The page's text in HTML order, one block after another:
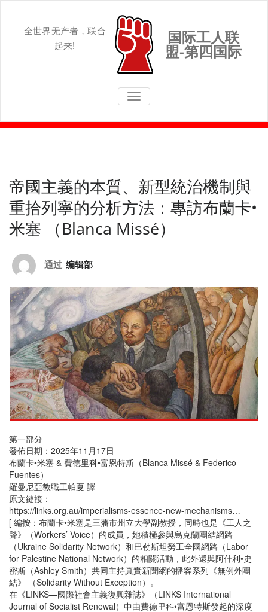
content全世界无产者，联合
起来!
国际工人联
盟-第四国际
切换导航
帝國主義的本質、新型統治機制與
重拾列寧的分析方法：專訪布蘭卡•
米塞 （Blanca Missé）
通过 编辑部
第一部分
發佈日期：2025年11月17日
布蘭卡•米塞 & 費德里科•富恩特斯（Blanca Missé & Federico
Fuentes）
羅曼尼亞教職工帕夏 譯
原文鏈接：
https://links.org.au/imperialisms-essence-new-mechanisms…
[ 編按：布蘭卡•米塞是三藩市州立大學副教授，同時也是《工人之
聲》（Workers’ Voice）的成員，她積極參與烏克蘭團結網路
（Ukraine Solidarity Network）和巴勒斯坦勞工全國網路（Labor
for Palestine National Network）的相關活動，此外還與阿什利•史
密斯（Ashley Smith）共同主持真實新聞網的播客系列《無例外團
結》 （Solidarity Without Exception）。
在《LINKS—國際社會主義復興雜誌》（LINKS International
Journal of Socialist Renewal）中由費德里科•富恩特斯發起的深度